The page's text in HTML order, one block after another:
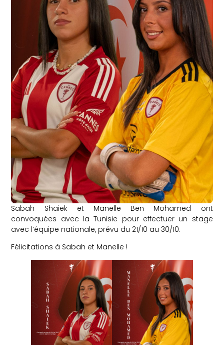
Sabah Shaiek et Manelle Ben Mohamed ont
convoquées avec la Tunisie pour effectuer un stage
avec l’équipe nationale, prévu du 21/10 au 30/10.
Félicitations à Sabah et Manelle !